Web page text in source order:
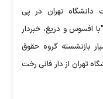
دانشگاه تهران در پی
افسوس و دریغ، خبردار
بازنشسته گروه حقوق
تهران از دار فانی رخت